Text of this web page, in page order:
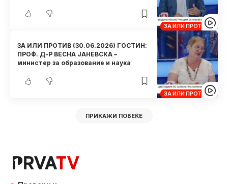
ЗА ИЛИ ПРОТИВ
ЗА ИЛИ ПРОТИВ
ЗА ИЛИ ПРОТИВ (30.06.2026) ГОСТИН:
ПРОФ. Д-Р ВЕСНА ЈАНЕВСКА –
министер за образование и наука
ПРИКАЖИ ПОВЕЌЕ